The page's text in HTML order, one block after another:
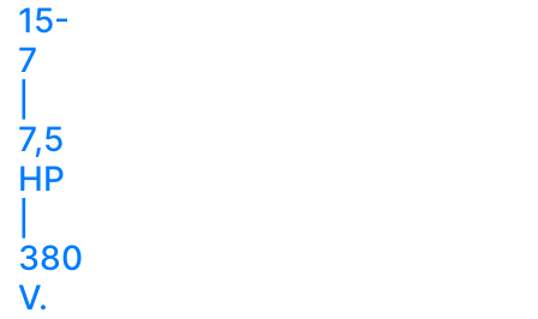
15-
7
7,5
HP
380
V.